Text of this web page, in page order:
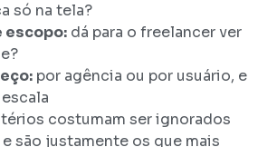
só na tela?
escopo: dá para o freelancer ver
por agência ou por usuário, e
costumam ser ignorados
são justamente os que mais